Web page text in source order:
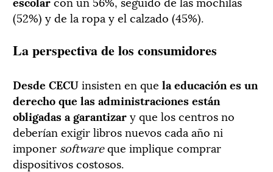
(52%) y de la ropa y el calzado (45%).
La perspectiva de los consumidores
Desde CECUinsisten en que la educación es un
derecho que las administraciones están
obligadas a garantizary que los centros no
deberían exigir libros nuevos cada año ni
imponer softwareque implique comprar
dispositivos costosos.